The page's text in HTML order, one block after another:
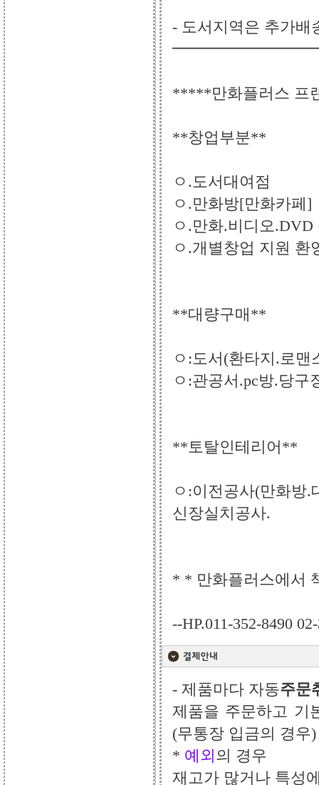
- 도서지역은 추가배
*****만화플러스 프
**창업부분**
ㅇ.도서대여점
ㅇ.만화방[만화카페]
ㅇ.만화.비디오.DVD
ㅇ.개별창업 지원 환
**대량구매**
ㅇ:도서(환타지.로맨
ㅇ:관공서.pc방.당구
**토탈인테리어**
ㅇ:이전공사(만화방.
신장실치공사.
* * 만화플러스에서
--HP.011-352-8490
- 제품마다 자동주문
제품을 주문하고 기
(무통장 입금의 경우)
* 예외의 경우
재고가 많거나 특성